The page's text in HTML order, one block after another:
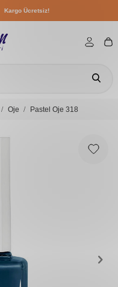
Kargo Ücretsiz!
Oje Pastel Oje 318